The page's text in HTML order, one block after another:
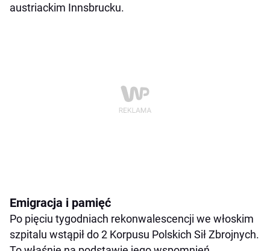
austriackim Innsbrucku.
Emigracja i pamięć
Po pięciu tygodniach rekonwalescencji we włoskim
szpitalu wstąpił do 2 Korpusu Polskich Sił Zbrojnych.